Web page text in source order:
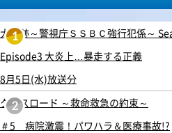
1
大追跡～警視庁ＳＳＢＣ強行犯係～
Episode3 大炎上…暴走する正義
8月5日(水)放送分
2
クロスロード ～救命救急の約束～
＃5 病院激震！パワハラ＆医療事故!?